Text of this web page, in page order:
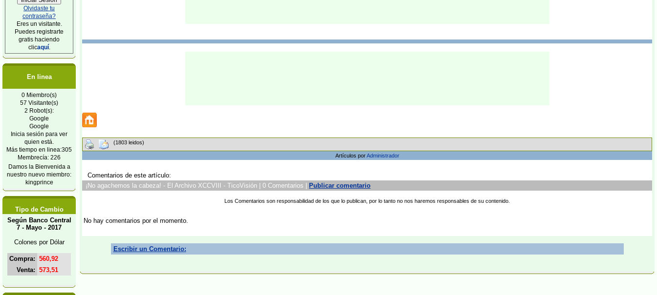
Olvidaste tu
contraseña?
Eres un visitante.
Puedes registrarte
gratis haciendo
clicaquí.
En linea
0 Miembro(s)
57 Visitante(s)
2 Robot(s):
Google
Google
Inicia sesión para ver
quien está.
Más tiempo en linea:305
Membrecía: 226
Damos la Bienvenida a
nuestro nuevo miembro:
kingprince
Tipo de Cambio
Según Banco Central
7 - Mayo - 2017
Colones por Dólar
Compra: 560,92
Venta: 573,51
(1803 leidos)
Artículos porAdministrador
Comentarios de este artículo:
¡No agachemos la cabeza! - El Archivo XCCVIII - TicoVisión | 0 Comentarios |
Publicar comentario
Los Comentarios son responsabilidad de los que lo publican, por lo tanto no nos haremos responsables de su contenido.
No hay comentarios por el momento.
Escribir un Comentario: